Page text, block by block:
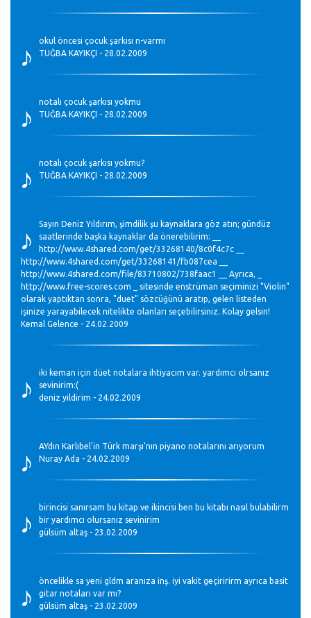
♪
okul öncesi çocuk şarkısı n-varmı
TUĞBA KAYIKÇI - 28.02.2009
♪
notalı çocuk şarkısı yokmu
TUĞBA KAYIKÇI - 28.02.2009
♪
notalı çocuk şarkısı yokmu?
TUĞBA KAYIKÇI - 28.02.2009
♪
Sayın Deniz Yıldırım, şimdilik şu kaynaklara göz atın; gündüz
saatlerinde başka kaynaklar da önerebilirim: __
http://www.4shared.com/get/33268140/8c0f4c7c __
http://www.4shared.com/get/33268141/fb087cea __
http://www.4shared.com/file/83710802/738faac1 __ Ayrıca, _
http://www.free-scores.com _ sitesinde enstrüman seçiminizi "Violin"
olarak yaptıktan sonra, "duet" sözcüğünü aratıp, gelen listeden
işinize yarayabilecek nitelikte olanları seçebilirsiniz. Kolay gelsin!
Kemal Gelence - 24.02.2009
♪
iki keman için düet notalara ihtiyacım var. yardımcı olrsanız
sevinirim:(
deniz yildirim - 24.02.2009
♪
AYdın Karlıbel'in Türk marşı'nın piyano notalarını arıyorum
Nuray Ada - 24.02.2009
♪
birincisi sanırsam bu kitap ve ikincisi ben bu kitabı nasıl bulabilirm
bir yardımcı olursanız sevinirim
gülsüm altaş - 23.02.2009
♪
öncelikle sa yeni gldm aranıza inş. iyi vakit geçiririrm ayrıca basit
gitar notaları var mı?
gülsüm altaş - 23.02.2009